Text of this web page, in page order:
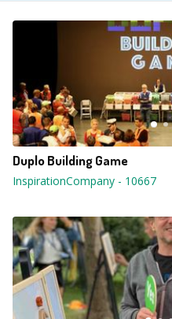
Duplo Building Game
InspirationCompany - 10667